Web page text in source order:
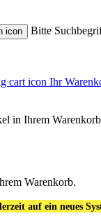
Bitte
Ihr
in Ihrem
Warenkorb.
auf ein neues